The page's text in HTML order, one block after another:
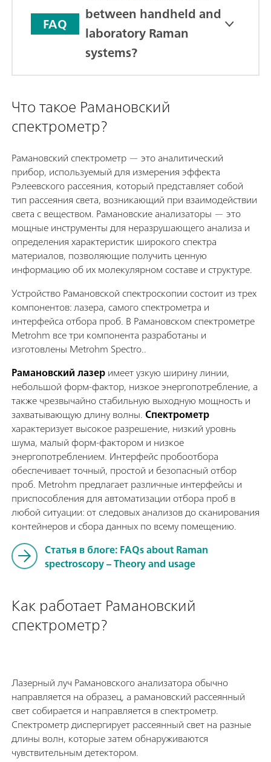
FAQ
between handheld and
laboratory Raman
systems?
Что такое Рамановский
спектрометр?
Рамановский спектрометр — это аналитический
прибор, используемый для измерения эффекта
Рэлеевского рассеяния, который представляет собой
тип рассеяния света, возникающий при взаимодействии
света с веществом. Рамановские анализаторы — это
мощные инструменты для неразрушающего анализа и
определения характеристик широкого спектра
материалов, позволяющие получить ценную
информацию об их молекулярном составе и структуре.
Устройство Рамановской спектроскопии состоит из трех
компонентов: лазера, самого спектрометра и
интерфейса отбора проб. В Рамановском спектрометре
Metrohm все три компонента разработаны и
изготовлены Metrohm Spectro..
Рамановский лазеримеет узкую ширину линии,
небольшой форм-фактор, низкое энергопотребление, а
также чрезвычайно стабильную выходную мощность и
захватывающую длину волны.Спектрометр
характеризует высокое разрешение, низкий уровнь
шума, малый форм-фактором и низкое
энергопотреблением. Интерфейс пробоотбора
обеспечивает точный, простой и безопасный отбор
проб. Metrohm предлагает различные интерфейсы и
приспособления для автоматизации отбора проб в
любой ситуации: от следовых анализов до сканирования
контейнеров и сбора данных по всему помещению.
Статья в блоге: FAQs about Raman
spectroscopy – Theory and usage
Как работает Рамановский
спектрометр?
Лазерный луч Рамановского анализатора обычно
направляется на образец, а рамановский рассеянный
свет собирается и направляется в спектрометр.
Спектрометр диспергирует рассеянный свет на разные
длины волн, которые затем обнаруживаются
чувствительным детектором.